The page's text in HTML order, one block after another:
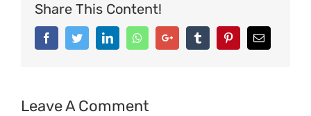
Share This Content!
FacebookTwitterLinkedInWhatsappGoogle+ Tumblr PinterestEmail
Leave A Comment